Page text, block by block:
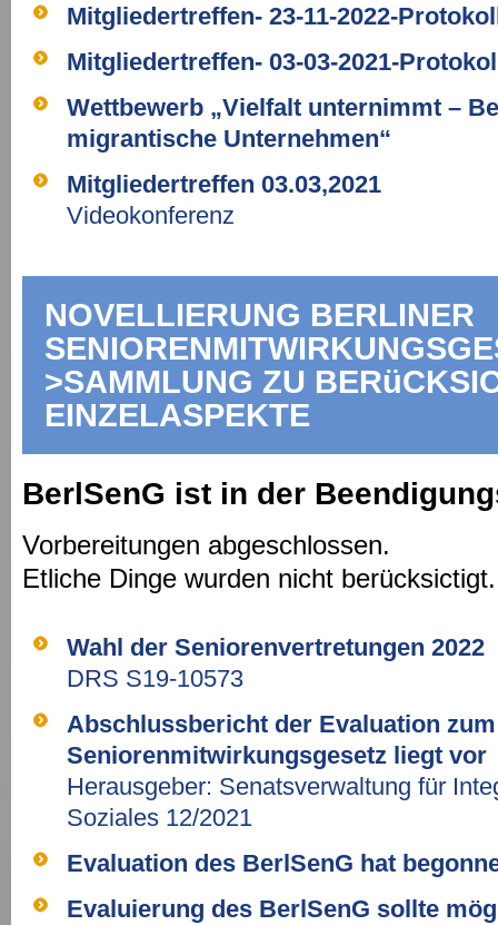
Mitgliedertreffen- 23-11-2022-
Mitgliedertreffen- 03-03-2021-
Wettbewerb „Vielfalt unternimmt –
migrantische Unternehmen“
Mitgliedertreffen 03.03,2021
Videokonferenz
NOVELLIERUNG BERLINER
>SAMMLUNG ZU
EINZELASPEKTE
BerlSenG ist in der
Vorbereitungen abgeschlossen.
Etliche Dinge wurden nicht
Wahl der Seniorenvertretungen 2022
DRS S19-10573
Abschlussbericht der Evaluation
Seniorenmitwirkungsgesetz liegt vor
Herausgeber: Senatsverwaltung für
Soziales 12/2021
Evaluation des BerlSenG hat
Evaluierung des BerlSenG sollte